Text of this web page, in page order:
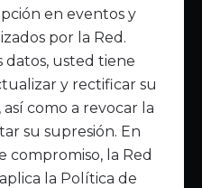
Datos
en eventos y
por la Red.
datos, usted tiene
y rectificar su
como a revocar la
su supresión. En
la Red
la Política de